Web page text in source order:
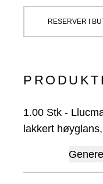
RESERVER I
1.00 Stk -
lakkert høyglans,